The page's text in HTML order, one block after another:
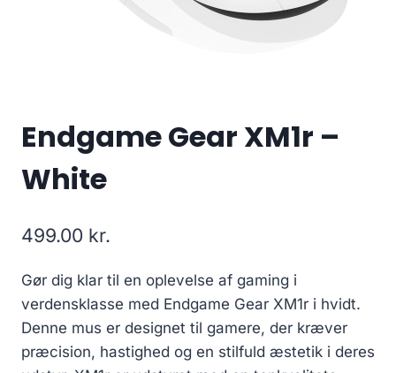
Endgame Gear XM1r –
White
499.00 kr.
Gør dig klar til en oplevelse af gaming i
verdensklasse med Endgame Gear XM1r i hvidt.
Denne mus er designet til gamere, der kræver
præcision, hastighed og en stilfuld æstetik i deres